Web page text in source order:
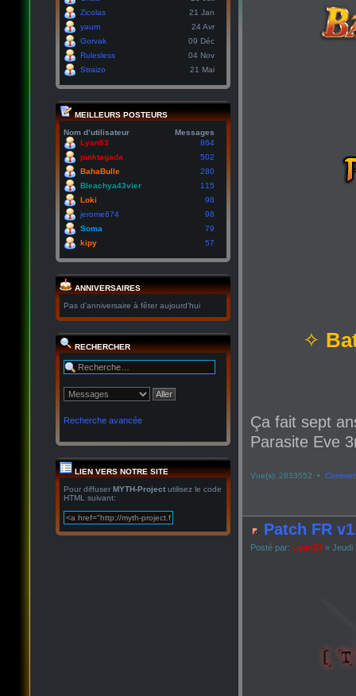
Zicolas
21 Jan
yaum
24 Avr
Gorvak
09 Déc
Rulesless
04 Nov
Straizo
21 Mai
MEILLEURS POSTEURS
Nom d’utilisateur
Messages
Lyan53
864
pinktagada
502
BahaBulle
280
Bleachya43vier
115
Loki
98
jerome674
98
Soma
79
kipy
57
ANNIVERSAIRES
Pas d’anniversaire à fêter aujourd’hui
RECHERCHER
Recherche avancée
LIEN VERS NOTRE SITE
Pour diffuser MYTH-Project utilisez le code
HTML suivant:
✧
Ça fait sept
Parasite Eve
Vue(s): 2833552 •
Patch FR
Posté par: Lyan53 » Jeudi